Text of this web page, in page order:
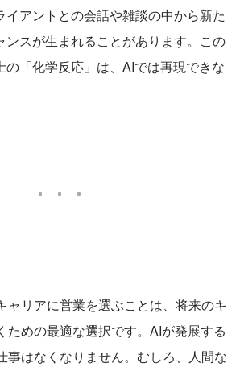
イアントとの会話や雑談の中から新た
ンスが生まれることがあります。この
の「化学反応」は、AIでは再現できな
ャリアに営業を選ぶことは、将来のキ
ための最適な選択です。AIが発展する
事はなくなりません。むしろ、人間な